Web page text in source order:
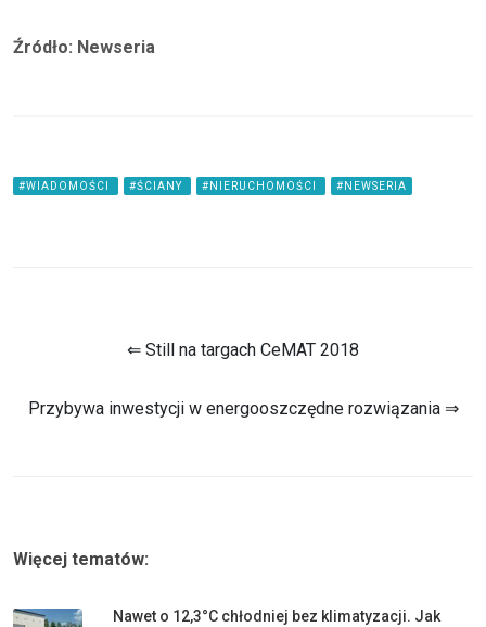
Źródło: Newseria
#WIADOMOŚCI #ŚCIANY #NIERUCHOMOŚCI #NEWSERIA
⇐ Still na targach CeMAT 2018
Przybywa inwestycji w energooszczędne rozwiązania ⇒
Więcej tematów:
Nawet o 12,3°C chłodniej bez klimatyzacji. Jak